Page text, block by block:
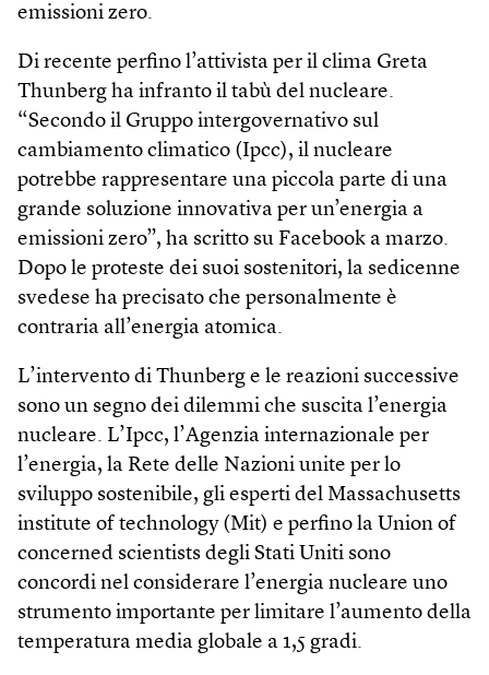
emissioni zero.
Di recente perfino l’attivista per il clima Greta
Thunberg ha infranto il tabù del nucleare.
“Secondo il Gruppo intergovernativo sul
cambiamento climatico (Ipcc), il nucleare
potrebbe rappresentare una piccola parte di una
grande soluzione innovativa per un’energia a
emissioni zero”, ha scritto su Facebook a marzo.
Dopo le proteste dei suoi sostenitori, la sedicenne
svedese ha precisato che personalmente è
contraria all’energia atomica.
L’intervento di Thunberg e le reazioni successive
sono un segno dei dilemmi che suscita l’energia
nucleare. L’Ipcc, l’Agenzia internazionale per
l’energia, la Rete delle Nazioni unite per lo
sviluppo sostenibile, gli esperti del Massachusetts
institute of technology (Mit) e perfino la Union of
concerned scientists degli Stati Uniti sono
concordi nel considerare l’energia nucleare uno
strumento importante per limitare l’aumento della
temperatura media globale a 1,5 gradi.